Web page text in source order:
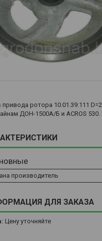
привода ротора 10.01.39.111
ДОН-1500А/Б и ACROS
производитель
ДЛЯ ЗАКАЗА
Цену уточняйте